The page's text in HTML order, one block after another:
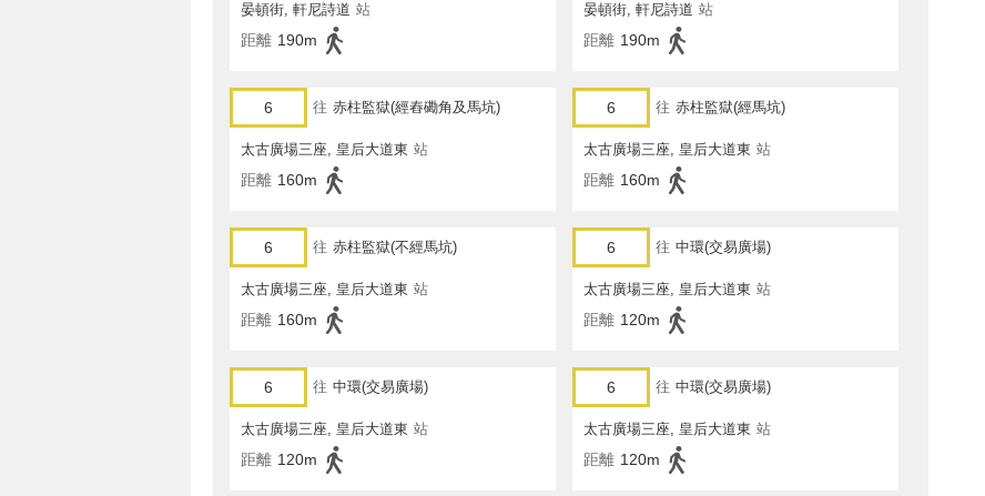
晏頓街, 軒尼詩道 站
距離 190m
晏頓街, 軒尼詩道 站
距離 190m
6 往 赤柱監獄(經舂磡角及馬坑)
太古廣場三座, 皇后大道東 站
距離 160m
6 往 赤柱監獄(經馬坑)
太古廣場三座, 皇后大道東 站
距離 160m
6 往 赤柱監獄(不經馬坑)
太古廣場三座, 皇后大道東 站
距離 160m
6 往 中環(交易廣場)
太古廣場三座, 皇后大道東 站
距離 120m
6 往 中環(交易廣場)
太古廣場三座, 皇后大道東 站
距離 120m
6 往 中環(交易廣場)
太古廣場三座, 皇后大道東 站
距離 120m